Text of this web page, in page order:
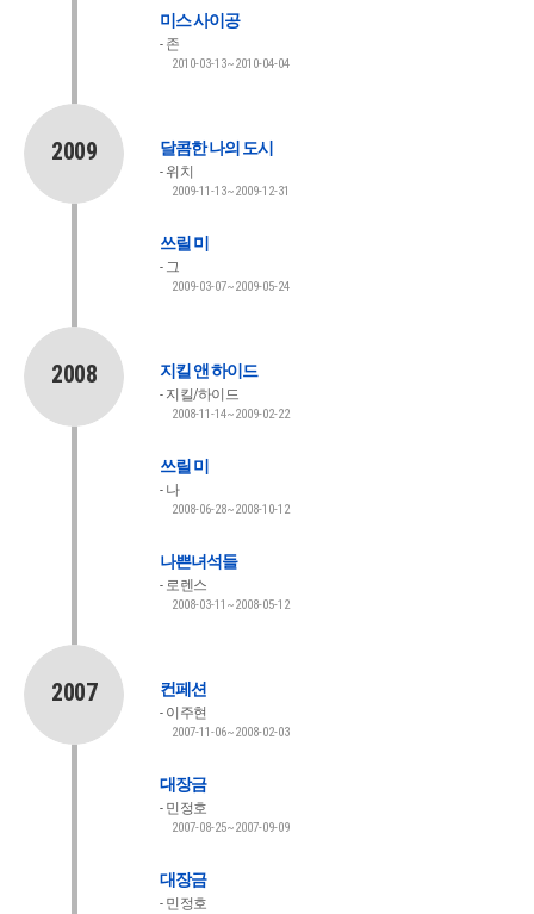
미스 사이공
존
2010-03-13~2010-04-04
2009 달콤한 나의 도시
위치
2009-11-13~2009-12-31
쓰릴 미
그
2009-03-07~2009-05-24
2008 지킬 앤 하이드
지킬/하이드
2008-11-14~2009-02-22
쓰릴 미
나
2008-06-28~2008-10-12
나쁜녀석들
로렌스
2008-03-11~2008-05-12
2007 컨페션
이주현
2007-11-06~2008-02-03
대장금
민정호
2007-08-25~2007-09-09
대장금
민정호